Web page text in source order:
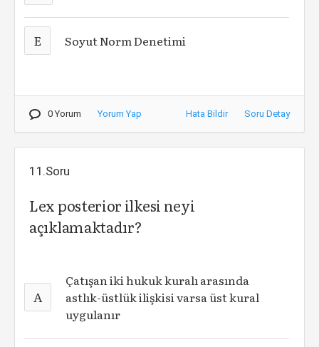
E Soyut Norm Denetimi
0 Yorum Yorum Yap Hata Bildir Soru Detay
11.Soru
Lex posterior ilkesi neyi
açıklamaktadır?
A
Çatışan iki hukuk kuralı arasında
astlık-üstlük ilişkisi varsa üst kural
uygulanır